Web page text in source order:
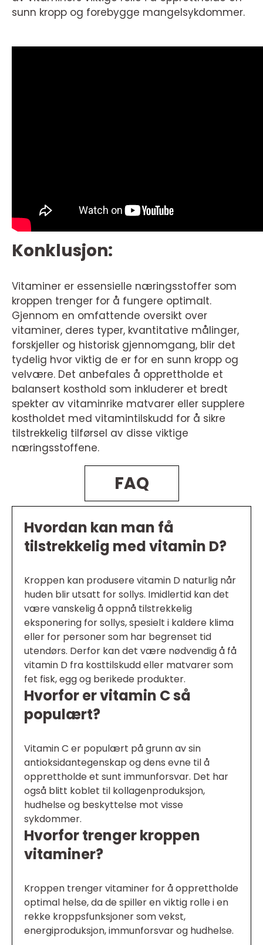
sunn kropp og forebygge mangelsykdommer.
Konklusjon:
Vitaminer er essensielle næringsstoffer som
kroppen trenger for å fungere optimalt.
Gjennom en omfattende oversikt over
vitaminer, deres typer, kvantitative målinger,
forskjeller og historisk gjennomgang, blir det
tydelig hvor viktig de er for en sunn kropp og
velvære. Det anbefales å opprettholde et
balansert kosthold som inkluderer et bredt
spekter av vitaminrike matvarer eller supplere
kostholdet med vitamintilskudd for å sikre
tilstrekkelig tilførsel av disse viktige
næringsstoffene.
FAQ
Hvordan kan man få
tilstrekkelig med vitamin D?
Kroppen kan produsere vitamin D naturlig når
huden blir utsatt for sollys. Imidlertid kan det
være vanskelig å oppnå tilstrekkelig
eksponering for sollys, spesielt i kaldere klima
eller for personer som har begrenset tid
utendørs. Derfor kan det være nødvendig å få
vitamin D fra kosttilskudd eller matvarer som
fet fisk, egg og berikede produkter.
Hvorfor er vitamin C så
populært?
Vitamin C er populært på grunn av sin
antioksidantegenskap og dens evne til å
opprettholde et sunt immunforsvar. Det har
også blitt koblet til kollagenproduksjon,
hudhelse og beskyttelse mot visse
sykdommer.
Hvorfor trenger kroppen
vitaminer?
Kroppen trenger vitaminer for å opprettholde
optimal helse, da de spiller en viktig rolle i en
rekke kroppsfunksjoner som vekst,
energiproduksjon, immunforsvar og hudhelse.